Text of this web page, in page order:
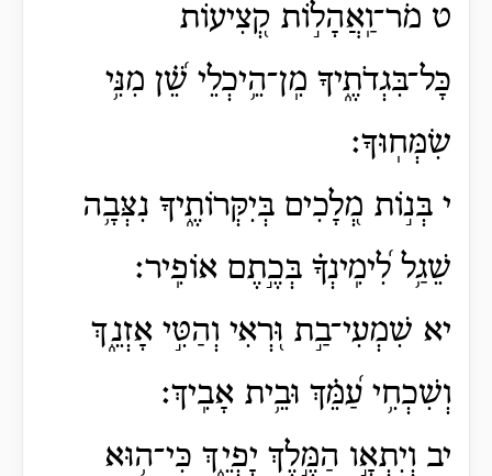
ט מֹר־וַֽאֲהָל֣וֹת קְ֭צִיעוֹת
כָּל־בִּגְדֹתֶ֑יךָ מִֽן־הֵ֥יכְלֵי שֵׁ֝֗ן מִנִּ֥י
שִׂמְּחֽוּךָ׃
י בְּנ֣וֹת מְ֭לָכִים בְּיִקְּרוֹתֶ֑יךָ נִצְּבָ֥ה
שֵׁגַ֥ל לִ֝ימִֽינְךָ֗ בְּכֶ֣תֶם אוֹפִֽיר׃
יא שִׁמְעִי־בַ֣ת וּ֭רְאִי וְהַטִּ֣י אָזְנֵ֑ךְ
וְשִׁכְחִ֥י עַ֝מֵּ֗ךְ וּבֵ֥ית אָבִֽיךְ׃
יב וְיִתְאָ֣ו הַמֶּ֣לֶךְ יָפְיֵ֑ךְ כִּי־ה֥וּא